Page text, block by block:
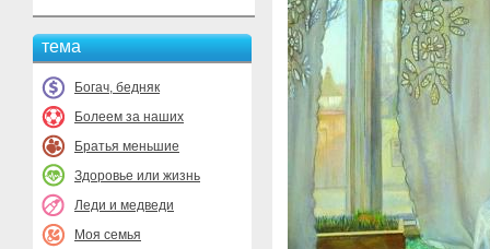
тема
Богач, бедняк
Болеем за наших
Братья меньшие
Здоровье или жизнь
Леди и медведи
Моя семья